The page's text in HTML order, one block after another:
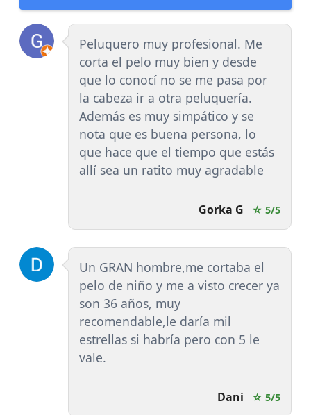
Peluquero muy profesional. Me
corta el pelo muy bien y desde
que lo conocí no se me pasa por
la cabeza ir a otra peluquería.
Además es muy simpático y se
nota que es buena persona, lo
que hace que el tiempo que estás
allí sea un ratito muy agradable
Gorka G ☆ 5/5
Un GRAN hombre,me cortaba el
pelo de niño y me a visto crecer ya
son 36 años, muy
recomendable,le daría mil
estrellas si habría pero con 5 le
vale.
Dani ☆ 5/5